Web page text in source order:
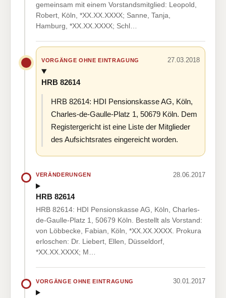
gemeinsam mit einem Vorstandsmitglied: Leopold,
Robert, Köln, *XX.XX.XXXX; Sanne, Tanja,
Hamburg, *XX.XX.XXXX; Schl…
VORGÄNGE OHNE EINTRAGUNG 27.03.2018
HRB 82614
HRB 82614: HDI Pensionskasse AG, Köln,
Charles-de-Gaulle-Platz 1, 50679 Köln. Dem
Registergericht ist eine Liste der Mitglieder
des Aufsichtsrates eingereicht worden.
VERÄNDERUNGEN 28.06.2017
HRB 82614
HRB 82614: HDI Pensionskasse AG, Köln, Charles-
de-Gaulle-Platz 1, 50679 Köln. Bestellt als Vorstand:
von Löbbecke, Fabian, Köln, *XX.XX.XXXX. Prokura
erloschen: Dr. Liebert, Ellen, Düsseldorf,
*XX.XX.XXXX; M…
VORGÄNGE OHNE EINTRAGUNG 30.01.2017